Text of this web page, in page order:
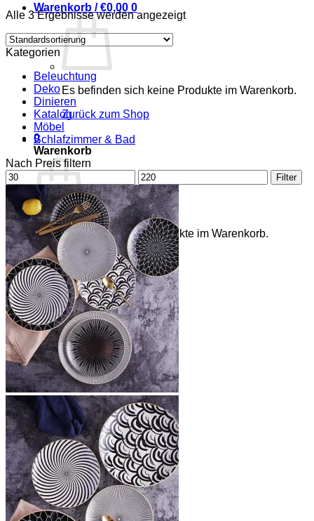
Warenkorb /€0,00 0
Es befinden sich keine Produkte im Warenkorb.
Zurück zum Shop
0
Warenkorb
Es befinden sich keine Produkte im Warenkorb.
Zurück zum Shop
Alle 3 Ergebnisse werden angezeigt
Kategorien
Beleuchtung
Deko
Dinieren
Katalog
Möbel
Schlafzimmer & Bad
Nach Preis filtern
Min.
Preis
Max.
Preis
Filter